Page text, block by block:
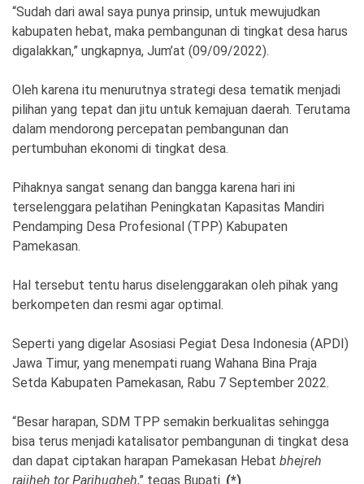
©
Copyright
2026
News
Indonesia
Right
Reserve
“Sudah dari awal saya punya prinsip, untuk mewujudkan
kabupaten hebat, maka pembangunan di tingkat desa harus
digalakkan,” ungkapnya, Jum’at (09/09/2022).
Oleh karena itu menurutnya strategi desa tematik menjadi
pilihan yang tepat dan jitu untuk kemajuan daerah. Terutama
dalam mendorong percepatan pembangunan dan
pertumbuhan ekonomi di tingkat desa.
Pihaknya sangat senang dan bangga karena hari ini
terselenggara pelatihan Peningkatan Kapasitas Mandiri
Pendamping Desa Profesional (TPP) Kabupaten
Pamekasan.
Hal tersebut tentu harus diselenggarakan oleh pihak yang
berkompeten dan resmi agar optimal.
Seperti yang digelar Asosiasi Pegiat Desa Indonesia (APDI)
Jawa Timur, yang menempati ruang Wahana Bina Praja
Setda Kabupaten Pamekasan, Rabu 7 September 2022.
“Besar harapan, SDM TPP semakin berkualitas sehingga
bisa terus menjadi katalisator pembangunan di tingkat desa
dan dapat ciptakan harapan Pamekasan Hebat bhejreh
rajjheh tor Parjhugheh,” tegas Bupati. (*)